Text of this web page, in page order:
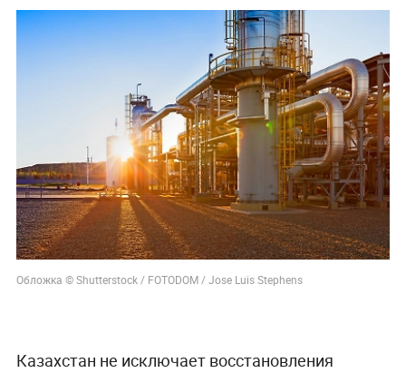
Обложка © Shutterstock / FOTODOM / Jose Luis Stephens
Казахстан не исключает восстановления